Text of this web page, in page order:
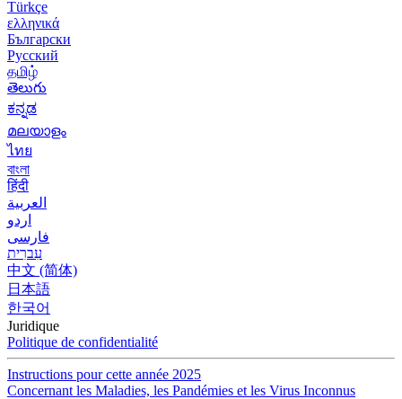
Türkçe
ελληνικά
Български
Русский
தமிழ்
తెలుగు
ಕನ್ನಡ
മലയാളം
ไทย
বাংলা
हिंदी
العربية
اردو
فارسی
עִברִית
中文 (简体)
日本語
한국어
Juridique
Politique de confidentialité
Instructions pour cette année 2025
Concernant les Maladies, les Pandémies et les Virus Inconnus